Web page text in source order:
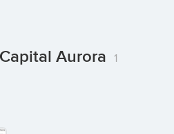
Aurora 1